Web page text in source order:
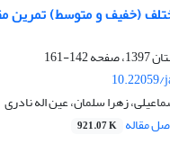
(خفیف و متوسط) تمرین
142-161
10.22059/
زهرا سلمان، عین اله نادری
مقاله 921.07 K